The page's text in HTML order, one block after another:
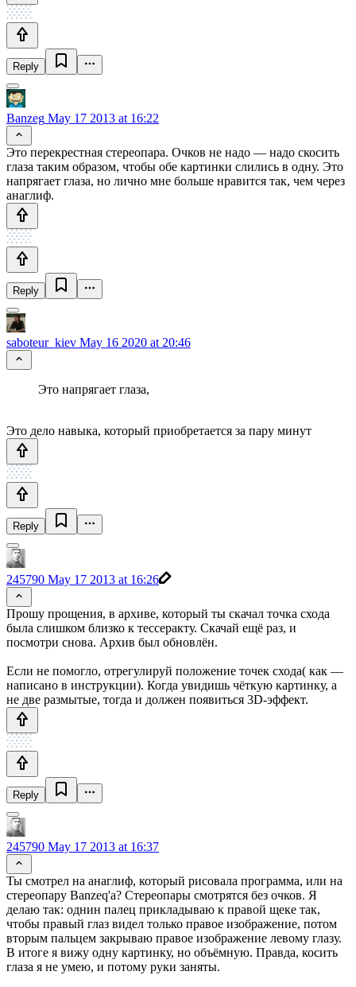
Reply
Banzeg May 17 2013 at 16:22
Это перекрестная стереопара. Очков не надо — надо скосить
глаза таким образом, чтобы обе картинки слились в одну. Это
напрягает глаза, но лично мне больше нравится так, чем через
анаглиф.
Reply
saboteur_kiev May 16 2020 at 20:46
Это напрягает глаза,
Это дело навыка, который приобретается за пару минут
Reply
245790 May 17 2013 at 16:26
Прошу прощения, в архиве, который ты скачал точка схода
была слишком близко к тессеракту. Скачай ещё раз, и
посмотри снова. Архив был обновлён.
Если не помогло, отрегулируй положение точек схода( как —
написано в инструкции). Когда увидишь чёткую картинку, а
не две размытые, тогда и должен появиться 3D-эффект.
Reply
245790 May 17 2013 at 16:37
Ты смотрел на анаглиф, который рисовала программа, или на
стереопару Banzeq'a? Стереопары смотрятся без очков. Я
делаю так: однин палец прикладываю к правой щеке так,
чтобы правый глаз видел только правое изображение, потом
вторым пальцем закрываю правое изображение левому глазу.
В итоге я вижу одну картинку, но объёмную. Правда, косить
глаза я не умею, и потому руки заняты.